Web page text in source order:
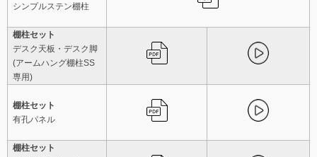
シンプルステン棚柱
棚柱セット
デスク天板・デスク脚
(アームハング棚柱SS
専用)
棚柱セット
有孔パネル
棚柱セット